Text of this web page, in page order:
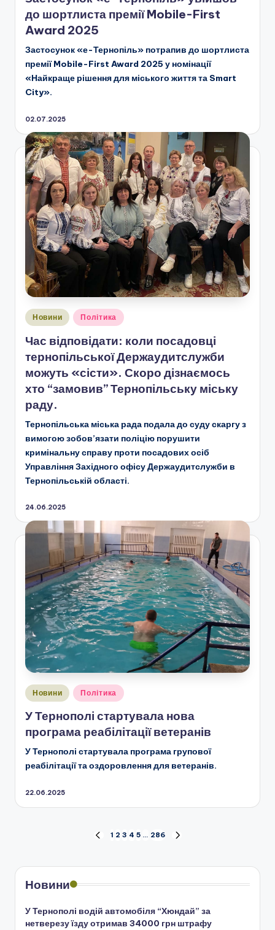
до шортлиста премії Mobile-First
Award 2025
Застосунок «е-Тернопіль» потрапив до шортлиста
премії Mobile-First Award 2025 у номінації
«Найкраще рішення для міського життя та Smart
City».
02.07.2025
Опубліковано
Новини Політика
Час відповідати: коли посадовці
тернопільської Держаудитслужби
можуть «сісти». Скоро дізнаємось
хто “замовив” Тернопільську міську
раду.
Тернопільська міська рада подала до суду скаргу з
вимогою зобов’язати поліцію порушити
кримінальну справу проти посадових осіб
Управління Західного офісу Держаудитслужби в
Тернопільській області.
24.06.2025
Опубліковано
Новини Політика
У Тернополі стартувала нова
програма реабілітації ветеранів
У Тернополі стартувала програма групової
реабілітації та оздоровлення для ветеранів.
22.06.2025
Пагінація
записів
ПОПЕРЕДНЯ
1 2 3 4 5 … 286
Новини
У Тернополі водій автомобіля “Хюндай” за
нетверезу їзду отримав 34000 грн штрафу